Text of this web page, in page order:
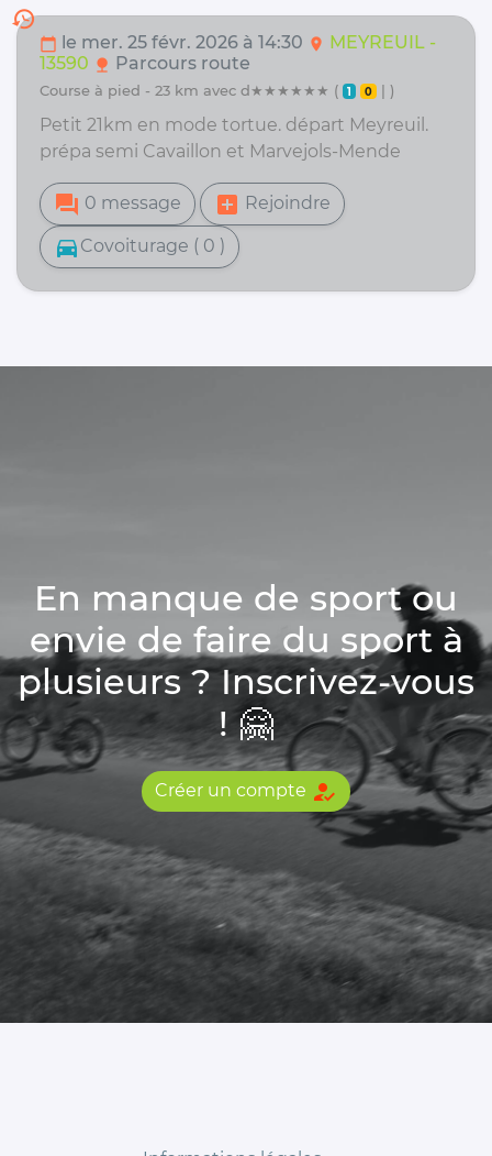
history
calendar_today le mer. 25 févr. 2026 à 14:30 location_on MEYREUIL -
13590 nature Parcours route
course à pied - 23 km avec d★★★★★★ ( 1 0 | )
Petit 21km en mode tortue. départ Meyreuil.
prépa semi Cavaillon et Marvejols-Mende
forum 0 message add_box Rejoindre
directions_car Covoiturage ( 0 )
En manque de sport ou
envie de faire du sport à
plusieurs ? Inscrivez-vous
! 🤗
Créer un compte how_to_reg